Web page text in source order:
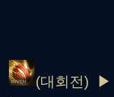
(대회전) ▶